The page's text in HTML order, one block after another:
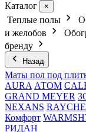
Каталог
×
Теплые полы
и желобов
бренду
Назад
Маты пол под
AURA АТОМ
GRAND MEYER
NEXANS
Комфорт
РИДАН